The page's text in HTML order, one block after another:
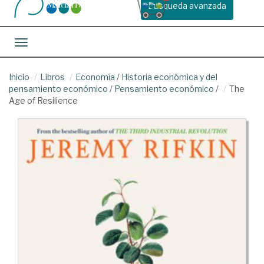
Busqueda avanzada
Toggle navigation
Inicio Libros Economía / Historia económica y del
pensamiento económico / Pensamiento económico /
The
Age of Resilience